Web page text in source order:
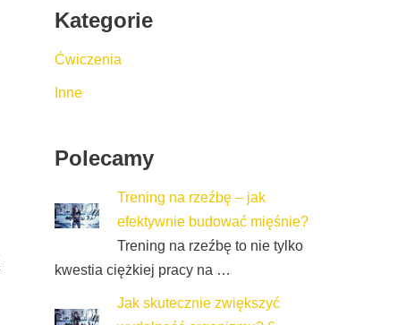
Kategorie
Ćwiczenia
Inne
Polecamy
Trening na rzeźbę – jak
efektywnie budować mięśnie?
Trening na rzeźbę to nie tylko
kwestia ciężkiej pracy na …
Jak skutecznie zwiększyć